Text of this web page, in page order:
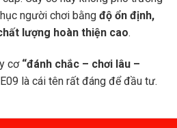
người chơi bằng độ ổn định,
lượng hoàn thiện cao.
cơ “đánh chắc – chơi lâu –
là cái tên rất đáng để đầu tư.